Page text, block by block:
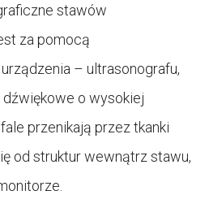
stawów
za pomocą
– ultrasonografu,
o wysokiej
przenikają przez tkanki
od struktur wewnątrz stawu,